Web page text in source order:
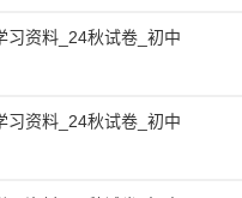
习资料_24秋试卷_初中
习资料_24秋试卷_初中